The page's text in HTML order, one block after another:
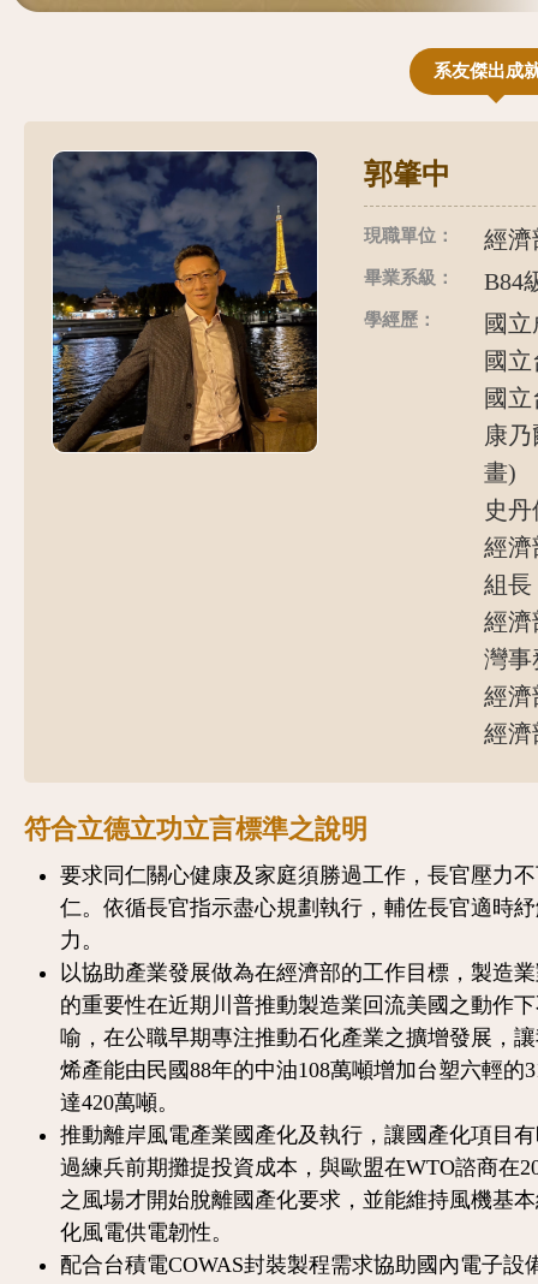
系友傑出成
郭肇中
現職單位： 經濟
畢業系級： B84
學經歷：
國立
國立
國立
康
畫)
史
經濟
組長
經濟
灣事
經濟
經濟
符合立德立功立言標準之說明
要求同仁關心健康及家庭須勝過工作，長官壓力
仁。依循長官指示盡心規劃執行，輔佐長官適時
力。
以協助產業發展做為在經濟部的工作目標，製造
的重要性在近期川普推動製造業回流美國之動作
喻，在公職早期專注推動石化產業之擴增發展，
烯產能由民國88年的中油108萬噸增加台塑六輕的
達420萬噸。
推動離岸風電產業國產化及執行，讓國產化項目
過練兵前期攤提投資成本，與歐盟在WTO諮商在
之風場才開始脫離國產化要求，並能維持風機基
化風電供電韌性。
配合台積電COWAS封裝製程需求協助國內電子設